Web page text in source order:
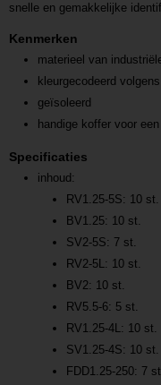
snelle en gemakkelijke
Kenmerken
materieel van
kleurgecodeerd
geïsoleerd
handige koffer voor
Specificaties
inhoud:
RV1.25-5S: 10 st.
BV1.25: 10 st.
SV2-5S: 7 st.
RV2-5L: 10 st.
BV2: 10 st.
RV5.5-6: 5 st.
RV1.25-4L: 10 st.
SV1.25-4S: 10 st.
FDD1.25-250: 7